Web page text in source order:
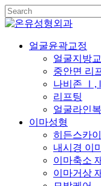
Skip
to
main
content
Close
Menu
얼굴윤곽교정
얼굴지방
중안면 리
나비존
리프팅
얼굴라인
이마성형
히든스카
내시경 이
이마축소
이마거상